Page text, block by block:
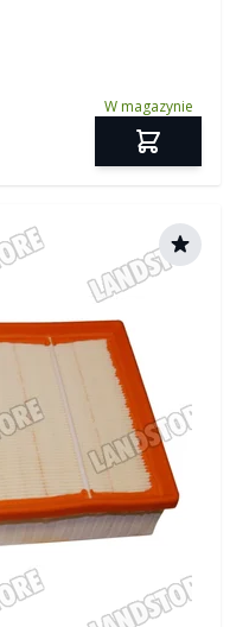
W magazynie